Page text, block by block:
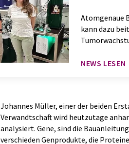
Atomgenaue
kann dazu
NEWS LESEN
Johannes Müller, einer der beiden
Verwandtschaft wird heutzutage
analysiert. Gene, sind die
verschieden Genprodukte, die